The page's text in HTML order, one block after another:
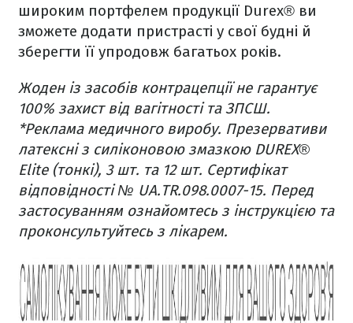
широким портфелем продукції Durex® ви
зможете додати пристрасті у свої будні й
зберегти її упродовж багатьох років.
Жоден із засобів контрацепції не гарантує
100% захист від вагітності та ЗПСШ.
*Реклама медичного виробу. Презервативи
латексні з силіконовою змазкою DUREX®
Elite (тонкі), 3 шт. та 12 шт. Сертифікат
відповідності № UA.TR.098.0007-15. Перед
застосуванням ознайомтесь з інструкцією та
проконсультуйтесь з лікарем.